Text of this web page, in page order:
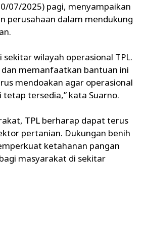
07/2025) pagi, menyampaikan
perusahaan dalam mendukung
wilayah operasional TPL.
memanfaatkan bantuan ini
mendoakan agar operasional
tersedia,” kata Suarno.
TPL berharap dapat terus
pertanian. Dukungan benih
ketahanan pangan
masyarakat di sekitar